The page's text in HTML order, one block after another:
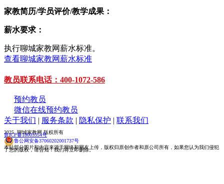
家教简历/学员评价/教学成果：
薪水要求：
执行聊城家教网薪水标准。
查看聊城家教网薪水标准
教员联系电话：400-1072-586
预约教员
微信在线预约教员
关于我们 | 服务条款 | 隐私保护 | 联系我们
2025 聊城家教网 版权所有
鲁ICP备18005554号
鲁公网安备37060202001737号
本站部分图片和内容来源于网络和网友上传，版权归原创作者和原公司所有，如果您认为我们侵犯
了您的版权，请告知！我们将立即删除。